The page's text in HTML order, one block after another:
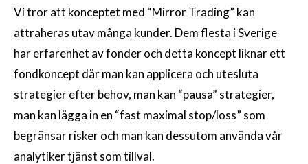
Vi tror att konceptet med “Mirror Trading” kan
attraheras utav många kunder. Dem flesta i Sverige
har erfarenhet av fonder och detta koncept liknar ett
fondkoncept där man kan applicera och utesluta
strategier efter behov, man kan “pausa” strategier,
man kan lägga in en “fast maximal stop/loss” som
begränsar risker och man kan dessutom använda vår
analytiker tjänst som tillval.